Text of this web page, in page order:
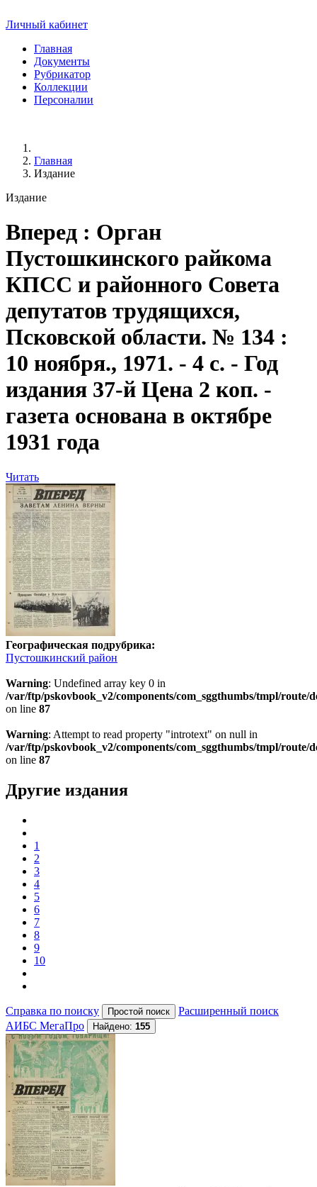
Личный кабинет
Главная
Документы
Рубрикатор
Коллекции
Персоналии
Главная
Издание
Издание
Вперед : Орган
Пустошкинского райкома
КПСС и районного Совета
депутатов трудящихся,
Псковской области. № 134 :
10 ноября., 1971. - 4 с. - Год
издания 37-й Цена 2 коп. -
газета основана в октябре
1931 года
Читать
Географическая подрубрика:
Пустошкинский район
Warning: Undefined array key 0 in
/var/ftp/pskovbook_v2/components/com_sggthumbs/tmpl/route/
on line 87
Warning: Attempt to read property "introtext" on null in
/var/ftp/pskovbook_v2/components/com_sggthumbs/tmpl/route/
on line 87
Другие издания
1
2
3
4
5
6
7
8
9
10
Справка по поиску
Расширенный поиск
АИБС МегаПро
Найдено: 155